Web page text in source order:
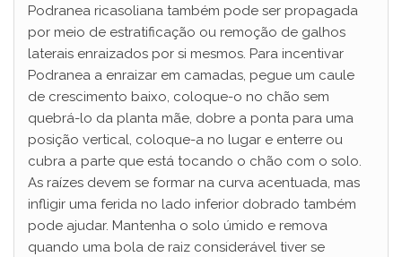
Podranea ricasoliana também pode ser propagada
por meio de estratificação ou remoção de galhos
laterais enraizados por si mesmos. Para incentivar
Podranea a enraizar em camadas, pegue um caule
de crescimento baixo, coloque-o no chão sem
quebrá-lo da planta mãe, dobre a ponta para uma
posição vertical, coloque-a no lugar e enterre ou
cubra a parte que está tocando o chão com o solo.
As raízes devem se formar na curva acentuada, mas
infligir uma ferida no lado inferior dobrado também
pode ajudar. Mantenha o solo úmido e remova
quando uma bola de raiz considerável tiver se